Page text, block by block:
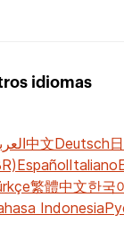
idiomas
中文Deutsch
EspañolItaliano
繁體中文한국
Indonesia